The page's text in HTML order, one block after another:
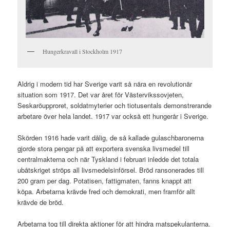
Hungerkravall i Stockholm 1917
Aldrig i modern tid har Sverige varit så nära en revolutionär
situation som 1917. Det var året för Västervikssovjeten,
Seskaröupproret, soldatmyterier och tiotusentals demonstrerande
arbetare över hela landet. 1917 var också ett hungerår i Sverige.
Skörden 1916 hade varit dålig, de så kallade gulaschbaronerna
gjorde stora pengar på att exportera svenska livsmedel till
centralmakterna och när Tyskland i februari inledde det totala
ubåtskriget ströps all livsmedelsinförsel. Bröd ransonerades till
200 gram per dag. Potatisen, fattigmaten, fanns knappt att
köpa. Arbetarna krävde fred och demokrati, men framför allt
krävde de bröd.
Arbetarna tog till direkta aktioner för att hindra matspekulanterna.